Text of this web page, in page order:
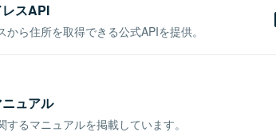
スAPI
ら住所を取得できる公式APIを提供。
ュアル
るマニュアルを掲載しています。